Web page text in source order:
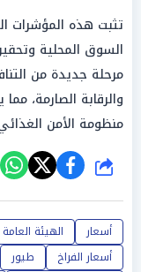
تثبت هذه المؤشرات
السوق المحلية
مرحلة جديدة من
والرقابة الصارمة،
منظومة الأمن
شارك
أسعار الهيئة العامة
أسعار الفراخ
طيور